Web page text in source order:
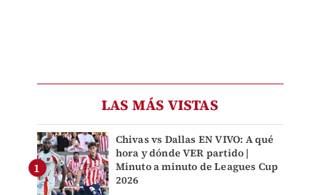
LAS MÁS VISTAS
Chivas vs Dallas EN VIVO: A qué
hora y dónde VER partido |
Minuto a minuto de Leagues Cup
2026